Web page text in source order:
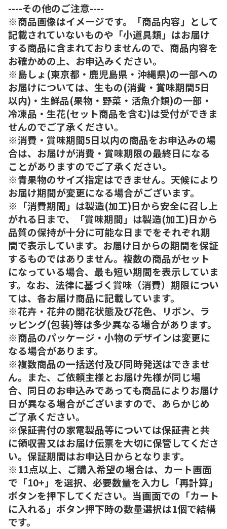
----その他のご注意----
※商品画像はイメージです。「商品内容」として
記載されていないものや「小道具類」はお届け
する商品に含まれておりませんので、商品内容を
お確かめの上、お申込みください。
※島しょ(東京都・鹿児島県・沖縄県)の一部への
お届けについては、生もの(消費・賞味期間5日
以内)・生鮮品(果物・野菜・活魚介類)の一部・
冷凍品・生花(セット商品を含む)は受付ができま
せんのでご了承ください。
※消費・賞味期間5日以内の商品をお申込みの場
合は、お届けが消費・賞味期限の最終日になる
ことがありますのでご了承ください。
※青果物のサイズ指定はできません。天候により
お届け期間が変更になる場合がございます。
※「消費期間」は製造(加工)日から安全に召し上
がれる日まで、「賞味期間」は製造(加工)日から
品質の保持が十分に可能な日までをそれぞれ期
間で表示しています。お届け日からの期間を保証
するものではありません。複数の商品がセット
になっている場合、最も短い期間を表示していま
す。なお、法律に基づく賞味（消費）期限につい
ては、各お届け商品に記載しています。
※花卉・花弁の開花状態及び花色、リボン、ラ
ッピング(包装)等は多少異なる場合があります。
※商品のパッケージ・小物のデザインは変更に
なる場合があります。
※複数商品の一括送付及び同時発送はできませ
ん。また、ご依頼主様とお届け先様が同じ場
合、同日のお申込みであっても商品によりお届け
日が異なる場合がございますので、あらかじめ
ご了承ください。
※保証書付の家電製品等については保証書と共
に領収書又はお届け伝票を大切に保管してくださ
い。保証期間はお申込日からとなります。
※11点以上、ご購入希望の場合は、カート画面
で「10+」を選択、必要数量を入力し「再計算」
ボタンを押下してください。当画面での「カート
に入れる」ボタン押下時の数量選択は1個で結構
です。